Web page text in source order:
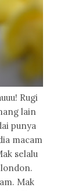
Rugi
lain
punya
macam
selalu
Mak